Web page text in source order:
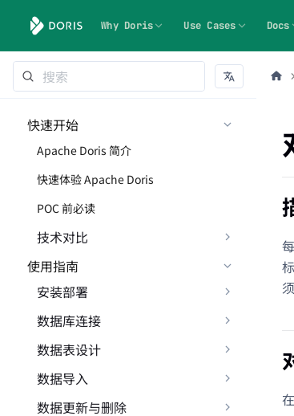
Why Doris Use Cases Docs
快速开始
Apache Doris 简介
快速体验 Apache Doris
POC 前必读
技术对比
使用指南
安装部署
数据库连接
数据表设计
数据导入
数据更新与删除